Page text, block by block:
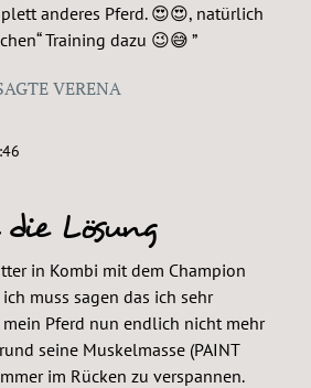
anderes Pferd. 😍😍, natürlich
Training dazu 😉😅
VERENA
5 Sternen
Lösung
in Kombi mit dem Champion
muss sagen das ich sehr
Pferd nun endlich nicht mehr
seine Muskelmasse (PAINT
im Rücken zu verspannen.